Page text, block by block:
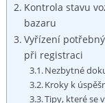
Kontrola stavu
bazaru
Vyřízení
při registraci
Nezbytné
Kroky k
Tipy, které se